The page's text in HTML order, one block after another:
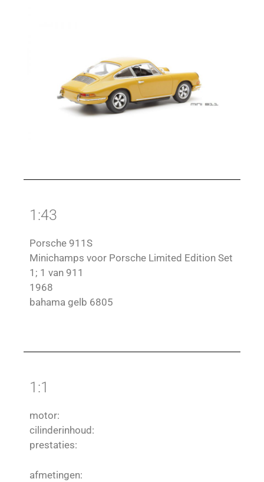
1:43
Porsche 911S
Minichamps voor Porsche Limited Edition Set
1; 1 van 911
1968
bahama gelb 6805
1:1
motor:
cilinderinhoud:
prestaties:
afmetingen: